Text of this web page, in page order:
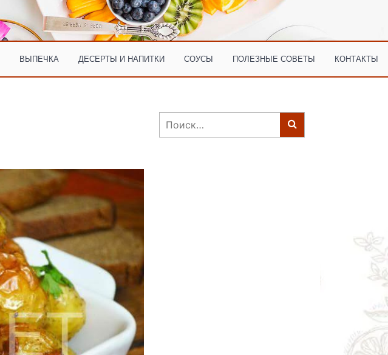
ВЫПЕЧКА ДЕСЕРТЫ И НАПИТКИ СОУСЫ ПОЛЕЗНЫЕ СОВЕТЫ КОНТАКТЫ
Найти: